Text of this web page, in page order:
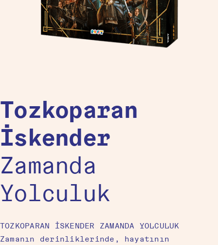
Tozkoparan
İskender
Zamanda
Yolculuk
TOZKOPARAN İSKENDER ZAMANDA YOLCULUK
Zamanın derinliklerinde, hayatının